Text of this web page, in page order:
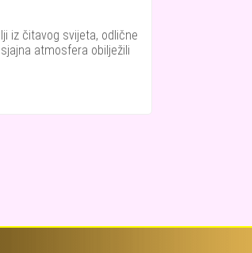
iz čitavog svijeta, odlične
atmosfera obilježili